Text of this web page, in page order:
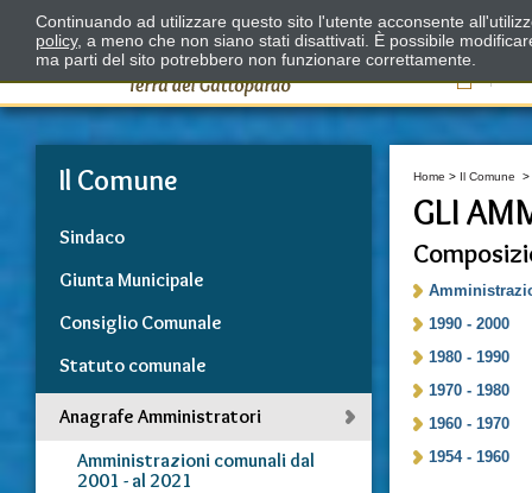
Il
Il Comune
Sindaco
Giunta Municipale
Consiglio Comunale
Statuto comunale
Anagrafe Amministratori
Amministrazioni comunali dal
2001 - al 2021
Home > Il Comune
GLI
1990 - 2000
1980 - 1990
1970 - 1980
1960 - 1970
1954 - 1960
Continuando ad utilizzare questo sito l'utente acconsente
policy, a meno che non siano stati disattivati. È possibile
ma parti del sito potrebbero non funzionare correttamente.